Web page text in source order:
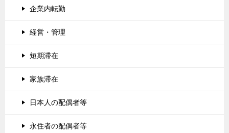
企業内転勤
経営・管理
短期滞在
家族滞在
日本人の配偶者等
永住者の配偶者等